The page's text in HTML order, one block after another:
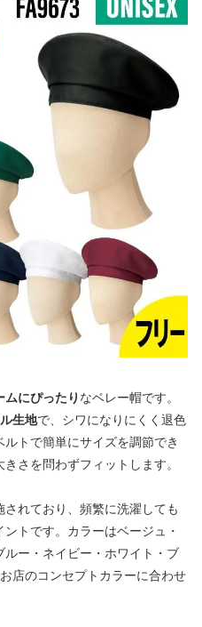
にぴったり なベレー帽です。
生地で、シワになりにくく退色
トで簡単にサイズを調節でき
さを問わずフィットします。
されており、頻繁に洗濯しても
トです。カラーはベージュ・
ー・ネイビー・ホワイト・ブ
店のコンセプトカラーに合わせ